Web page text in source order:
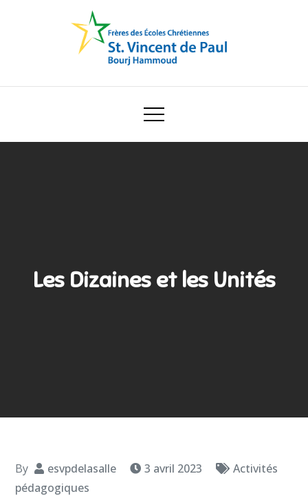
Ecole Saint Vincent de Paul
Les Dizaines et les Unités
By esvpdelasalle 3 avril 2023
Activités
pédagogiques